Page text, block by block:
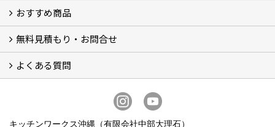
お客様の声 (34)
おすすめ商品
BOSCHビルトイン食洗機 (6)
BOSCHビルトインIHクッキングヒーター (2)
お買い得！！商品＋交換パック（費用コミコミ） (12)
システムキッチン (5)
洗面化粧台 (4)
トイレ (9)
ビルトイン食器洗い乾燥機 (3)
ガスコンロ・IHヒーター
無料見積もり・お問合せ
フォームで問い合わせる
LINEで概算見積り
電話で相談
無料現地調査をご希望の方
よくある質問
お問合せに関する質問 (6)
費用・見積り・お支払いに関する質問 (7)
キッチンワークス沖縄（有限会社中部大理石）